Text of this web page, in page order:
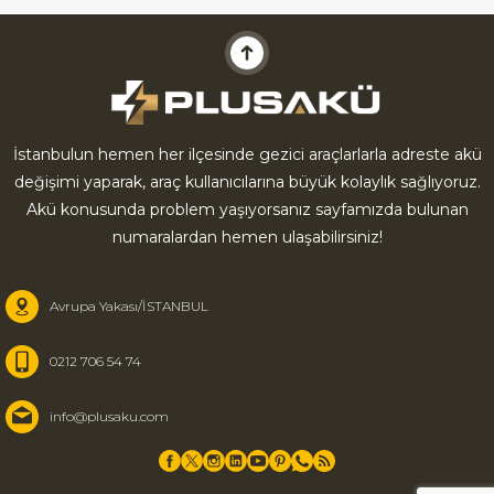
İstanbulun hemen her ilçesinde gezici araçlarlarla adreste akü
değişimi yaparak, araç kullanıcılarına büyük kolaylık sağlıyoruz.
Akü konusunda problem yaşıyorsanız sayfamızda bulunan
numaralardan hemen ulaşabilirsiniz!
Avrupa Yakası/İSTANBUL
0212 706 54 74
info@plusaku.com